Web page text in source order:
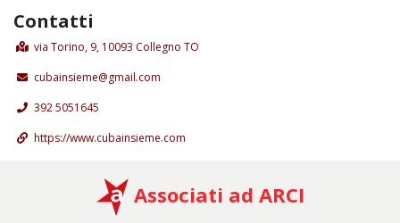
Contatti
via Torino, 9, 10093 Collegno TO
cubainsieme@gmail.com
392 5051645
https://www.cubainsieme.com
Associati ad ARCI